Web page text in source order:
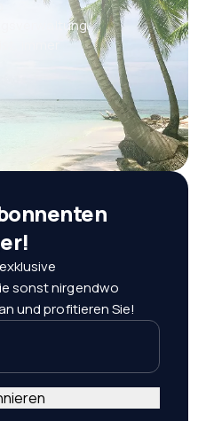
sonst nirgendwo
und profitieren Sie!